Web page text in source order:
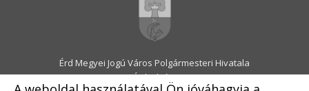
Érd Megyei Jogú Város Polgármesteri Hivatala
2030 Érd, Alsó utca 1.